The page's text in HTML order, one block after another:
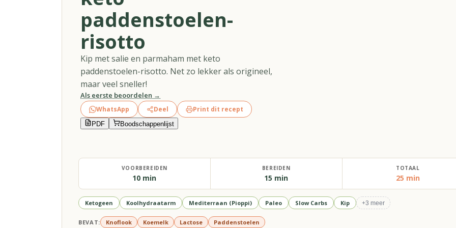
paddenstoelen-
risotto
Kip met salie en parmaham met keto
paddenstoelen-risotto. Net zo lekker als origineel,
maar veel sneller!
Als eerste beoordelen →
WhatsApp Deel Print dit recept
PDF Boodschappenlijst
VOORBEREIDEN
10 min
BEREIDEN
15 min
TOTAAL
25 min
Ketogeen Koolhydraatarm Mediterraan (Pioppi) Paleo Slow Carbs Kip +3 meer
BEVAT: Knoflook Koemelk Lactose Paddenstoelen